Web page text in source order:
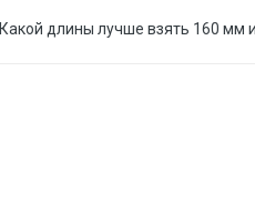
Какой длины лучше взять 160 мм